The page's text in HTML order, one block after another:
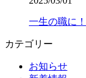
一生の職に
カテゴリー
お知らせ